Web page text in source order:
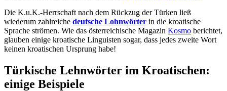
Die K.u.K.-Herrschaft nach dem Rückzug der Türken ließ
wiederum zahlreiche deutsche Lohnwörter in die kroatische
Sprache strömen. Wie das österreichische Magazin Kosmo berichtet,
glauben einige kroatische Linguisten sogar, dass jedes zweite Wort
keinen kroatischen Ursprung habe!
Türkische Lehnwörter im Kroatischen:
einige Beispiele